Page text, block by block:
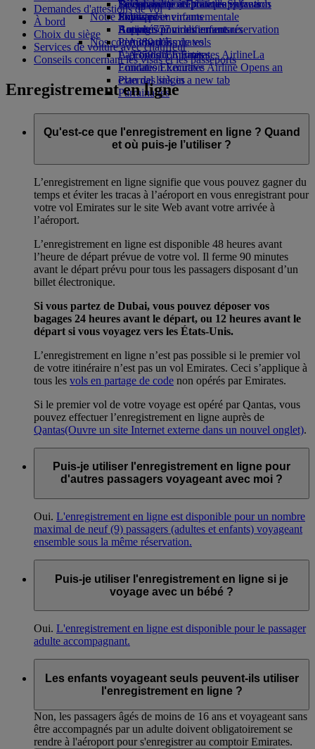
Boissons
Notre flotte
Boeing 777
L’A380 d’Emirates
L’A350 d’Emirates
Emirates Executive
Plan des sièges
Divertissements pour les enfants
Jouets pour enfants
Activités pour les enfants
La durabilité en pratique
Politique environnementale
Rapports environnementaux
Nos communautés
La Fondation Emirates AirlineLa
Fondation Emirates Airline Opens an
external link in a new tab
Parrainages
Se connecter à Emirates Skywards
Skywards+
Téléphone portable et l'application
Emirates
Annuler ou modifier une réservation
Perturbations de vols
À propos d’Emirates
Demandes d'attestions de vol
À bord
Choix du siège
Services de voiture avec chauffeur
Conseils concernant les visas et les passeports
Enregistrement en ligne
Qu'est-ce que l'enregistrement en ligne ? Quand
et où puis-je l’utiliser ?
L’enregistrement en ligne signifie que vous pouvez gagner du
temps et éviter les tracas à l’aéroport en vous enregistrant pour
votre vol Emirates sur le site Web avant votre arrivée à
l’aéroport.
L’enregistrement en ligne est disponible 48 heures avant
l’heure de départ prévue de votre vol. Il ferme 90 minutes
avant le départ prévu pour tous les passagers disposant d’un
billet électronique.
Si vous partez de Dubai, vous pouvez déposer vos
bagages 24 heures avant le départ, ou 12 heures avant le
départ si vous voyagez vers les États-Unis.
L’enregistrement en ligne n’est pas possible si le premier vol
de votre itinéraire n’est pas un vol Emirates. Ceci s’applique à
tous les vols en partage de code non opérés par Emirates.
Si le premier vol de votre voyage est opéré par Qantas, vous
pouvez effectuer l’enregistrement en ligne auprès de
Qantas(Ouvre un site Internet externe dans un nouvel onglet).
Puis-je utiliser l'enregistrement en ligne pour
d'autres passagers voyageant avec moi ?
Oui. L'enregistrement en ligne est disponible pour un nombre
maximal de neuf (9) passagers (adultes et enfants) voyageant
ensemble sous la même réservation.
Puis-je utiliser l'enregistrement en ligne si je
voyage avec un bébé ?
Oui. L'enregistrement en ligne est disponible pour le passager
adulte accompagnant.
Les enfants voyageant seuls peuvent-ils utiliser
l'enregistrement en ligne ?
Non, les passagers âgés de moins de 16 ans et voyageant sans
être accompagnés par un adulte doivent obligatoirement se
rendre à l'aéroport pour s'enregistrer au comptoir Emirates.